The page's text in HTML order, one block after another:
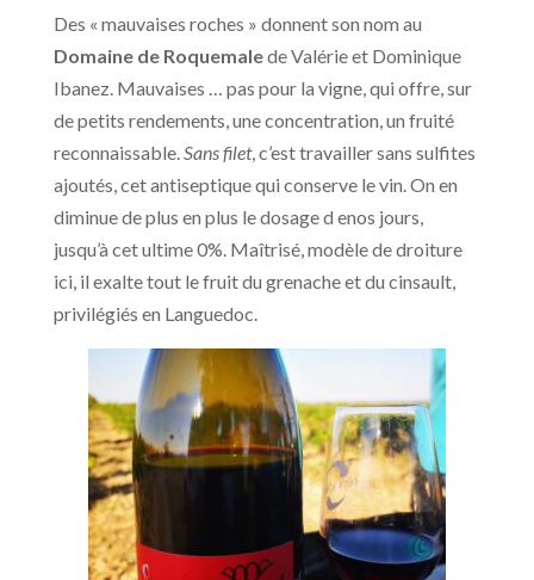
Des « mauvaises roches » donnent son nom au
Domaine de Roquemalede Valérie et Dominique
Ibanez. Mauvaises … pas pour la vigne, qui offre, sur
de petits rendements, une concentration, un fruité
reconnaissable.Sans filet, c’est travailler sans sulfites
ajoutés, cet antiseptique qui conserve le vin. On en
diminue de plus en plus le dosage d enos jours,
jusqu’à cet ultime 0%. Maîtrisé, modèle de droiture
ici, il exalte tout le fruit du grenache et du cinsault,
privilégiés en Languedoc.